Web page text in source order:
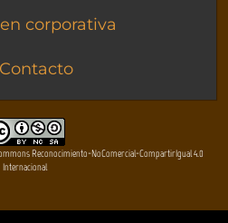
corporativa
Reconocimiento-NoComercial-CompartirIgual 4.0
Internacional